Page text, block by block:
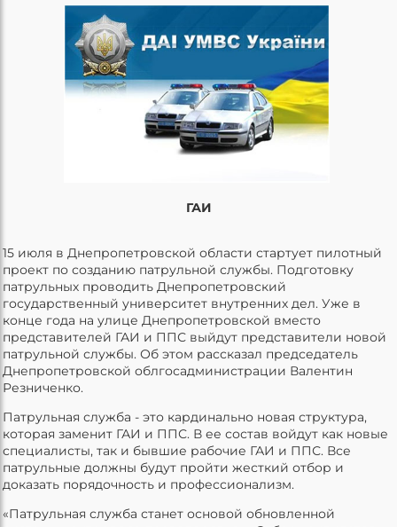
ГАИ
15 июля в Днепропетровской области стартует пилотный
проект по созданию патрульной службы. Подготовку
патрульных проводить Днепропетровский
государственный университет внутренних дел. Уже в
конце года на улице Днепропетровской вместо
представителей ГАИ и ППС выйдут представители новой
патрульной службы. Об этом рассказал председатель
Днепропетровской облгосадминистрации Валентин
Резниченко.
Патрульная служба - это кардинально новая структура,
которая заменит ГАИ и ППС. В ее состав войдут как новые
специалисты, так и бывшие рабочие ГАИ и ППС. Все
патрульные должны будут пройти жесткий отбор и
доказать порядочность и профессионализм.
«Патрульная служба станет основой обновленной